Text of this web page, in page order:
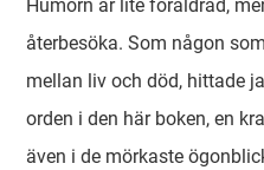
Humorn är lite föråldrad,
återbesöka. Som någon
mellan liv och död, hittade
orden i den här boken, en
även i de mörkaste